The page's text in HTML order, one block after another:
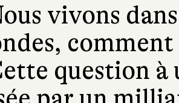
vivons
question